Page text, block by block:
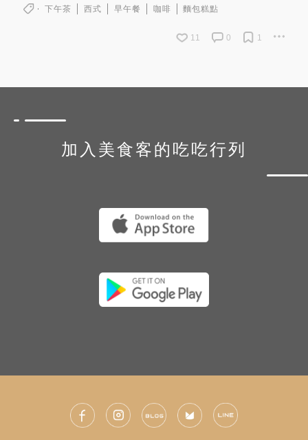
下午茶 西式 早午餐 咖啡 麵包糕點
11 0 1
加入美食客的吃吃行列